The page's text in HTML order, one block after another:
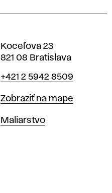
Koceľova 23
821 08 Bratislava
Telefón
+421 2 5942 8509
Mapa
Zobraziť na mape
Katedry
Maliarstvo